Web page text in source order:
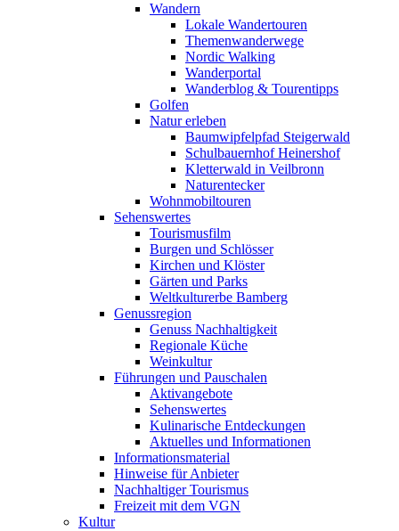
Wandern
Lokale Wandertouren
Themenwanderwege
Nordic Walking
Wanderportal
Wanderblog & Tourentipps
Golfen
Natur erleben
Baumwipfelpfad Steigerwald
Schulbauernhof Heinershof
Kletterwald in Veilbronn
Naturentecker
Wohnmobiltouren
Sehenswertes
Tourismusfilm
Burgen und Schlösser
Kirchen und Klöster
Gärten und Parks
Weltkulturerbe Bamberg
Genussregion
Genuss Nachhaltigkeit
Regionale Küche
Weinkultur
Führungen und Pauschalen
Aktivangebote
Sehenswertes
Kulinarische Entdeckungen
Aktuelles und Informationen
Informationsmaterial
Hinweise für Anbieter
Nachhaltiger Tourismus
Freizeit mit dem VGN
Kultur